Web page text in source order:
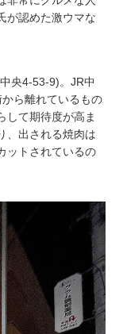
が認めた激ウマな
央4-53-9)。JR中
ら離れているもの
して期待度が高ま
、出される焼肉は
ットされているの